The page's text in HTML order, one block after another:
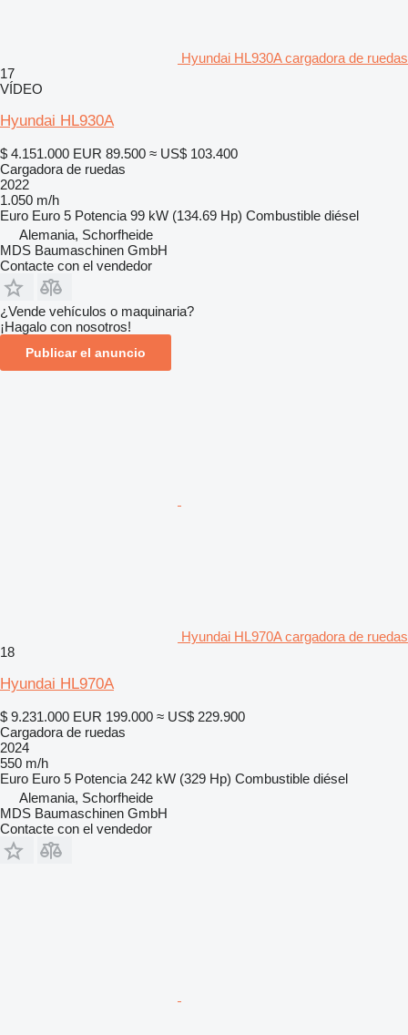
Hyundai HL930A cargadora de ruedas
17
VÍDEO
Hyundai HL930A
$ 4.151.000 EUR 89.500 ≈ US$ 103.400
Cargadora de ruedas
2022
1.050 m/h
Euro Euro 5 Potencia 99 kW (134.69 Hp) Combustible diésel
Alemania, Schorfheide
MDS Baumaschinen GmbH
Contacte con el vendedor
¿Vende vehículos o maquinaria?
¡Hagalo con nosotros!
Publicar el anuncio
Hyundai HL970A cargadora de ruedas
18
Hyundai HL970A
$ 9.231.000 EUR 199.000 ≈ US$ 229.900
Cargadora de ruedas
2024
550 m/h
Euro Euro 5 Potencia 242 kW (329 Hp) Combustible diésel
Alemania, Schorfheide
MDS Baumaschinen GmbH
Contacte con el vendedor